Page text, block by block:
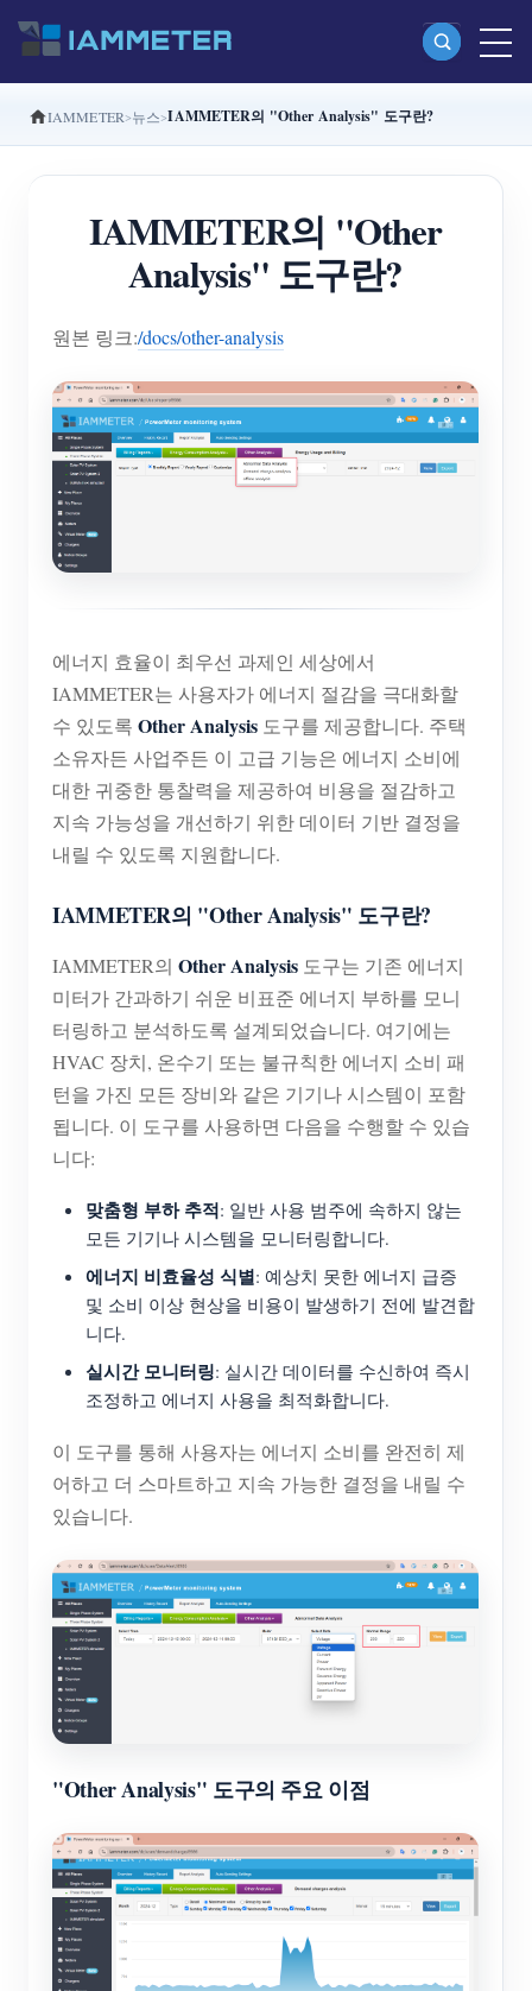
제품
단상 Wi-Fi 에너지 계량기 (WEM3080)
분상 Wi-Fi 에너지 계량기 (WEM2067)
삼상 Wi-Fi 에너지 계량기 (WEM3080T)
WiFi 전력 컨트롤러
IAMMETER Cloud Pro
에너지 예측 및 시뮬레이션 시스템
애플리케이션
태양광 PV 시스템 에너지 모니터
전기 사용량 모니터
PV 히터 제어 시스템
홈 자동화
공장 에너지 모니터링
스토어
리소스
문서
튜토리얼 비디오
FAQ
뉴스
블로그
기여자 프로그램
기여자 센터
IAMMETER 활동
포럼
App Store
PV 랭킹
솔루션
문의
회사 소개
IAMMETER 뉴스 IAMMETER의 "Other Analysis" 도구란?
IAMMETER의 "Other
Analysis" 도구란?
원본 링크:/docs/other-analysis
에너지 효율이 최우선 과제인 세상에서
IAMMETER는 사용자가 에너지 절감을 극대화할
수 있도록 Other Analysis 도구를 제공합니다. 주택
소유자든 사업주든 이 고급 기능은 에너지 소비에
대한 귀중한 통찰력을 제공하여 비용을 절감하고
지속 가능성을 개선하기 위한 데이터 기반 결정을
내릴 수 있도록 지원합니다.
IAMMETER의 "Other Analysis" 도구란?
IAMMETER의 Other Analysis 도구는 기존 에너지
미터가 간과하기 쉬운 비표준 에너지 부하를 모니
터링하고 분석하도록 설계되었습니다. 여기에는
HVAC 장치, 온수기 또는 불규칙한 에너지 소비 패
턴을 가진 모든 장비와 같은 기기나 시스템이 포함
됩니다. 이 도구를 사용하면 다음을 수행할 수 있습
니다:
맞춤형 부하 추적: 일반 사용 범주에 속하지 않는
모든 기기나 시스템을 모니터링합니다.
에너지 비효율성 식별: 예상치 못한 에너지 급증
및 소비 이상 현상을 비용이 발생하기 전에 발견합
니다.
실시간 모니터링: 실시간 데이터를 수신하여 즉시
조정하고 에너지 사용을 최적화합니다.
이 도구를 통해 사용자는 에너지 소비를 완전히 제
어하고 더 스마트하고 지속 가능한 결정을 내릴 수
있습니다.
"Other Analysis" 도구의 주요 이점